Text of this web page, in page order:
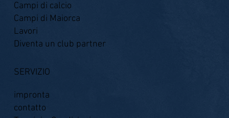
Campi di calcio
Campi di Maiorca
Lavori
Diventa un club partner
SERVIZIO
impronta
contatto